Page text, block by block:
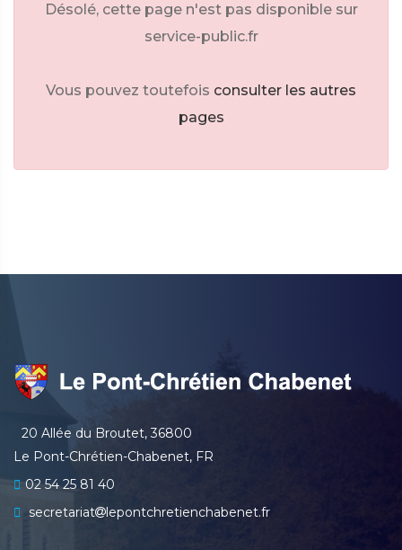
Désolé, cette page n'est pas disponible sur
service-public.fr
Vous pouvez toutefois consulter les autres
pages
20 Allée du Broutet, 36800
Le Pont-Chrétien-Chabenet, FR
02 54 25 81 40
secretariat
lepontchretienchabenet.fr